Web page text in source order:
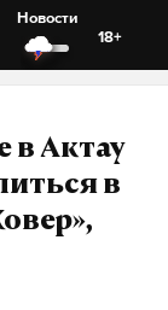
Новости
18+
в Актау
в